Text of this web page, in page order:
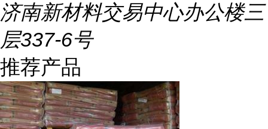
济南新材料交易中心办公楼三
层337-6号
推荐产品